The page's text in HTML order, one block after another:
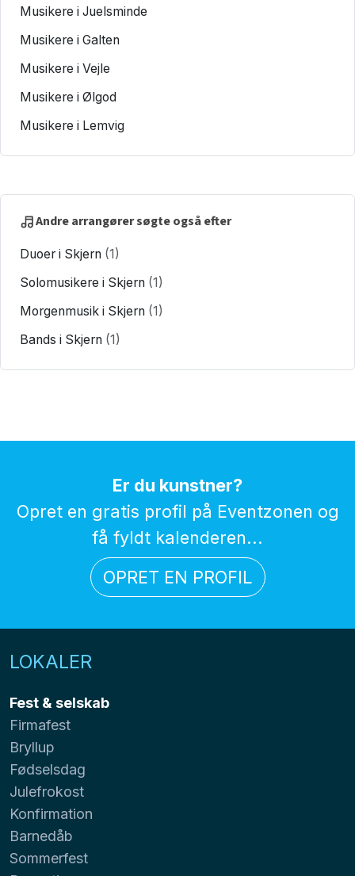
Musikere i Juelsminde
Musikere i Galten
Musikere i Vejle
Musikere i Ølgod
Musikere i Lemvig
Andre arrangører søgte også efter
Duoer i Skjern (1)
Solomusikere i Skjern (1)
Morgenmusik i Skjern (1)
Bands i Skjern (1)
Er du kunstner?
Opret en gratis profil på Eventzonen og
få fyldt kalenderen...
OPRET EN PROFIL
LOKALER
Fest & selskab
Firmafest
Bryllup
Fødselsdag
Julefrokost
Konfirmation
Barnedåb
Sommerfest